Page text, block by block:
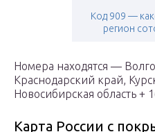
Код 909 —
регион
Номера находятся —
Краснодарский край,
Новосибирская область +
Карта России с